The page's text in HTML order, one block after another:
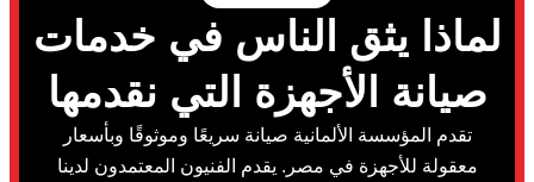
لماذا يثق الناس في خدمات
صيانة الأجهزة التي نقدمها
تقدم المؤسسة الألمانية صيانة سريعًا وموثوقًا وبأسعار
معقولة للأجهزة في مصر. يقدم الفنيون المعتمدون لدينا